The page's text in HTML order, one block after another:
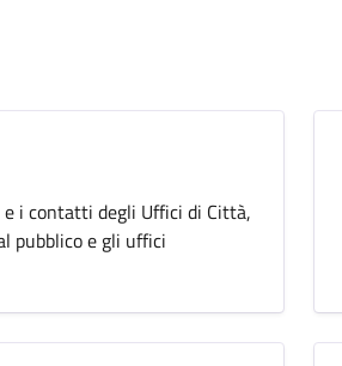
i contatti degli Uffici di Città,
pubblico e gli uffici